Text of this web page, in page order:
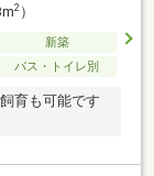
2）
新築
バス・トイレ別
育も可能です